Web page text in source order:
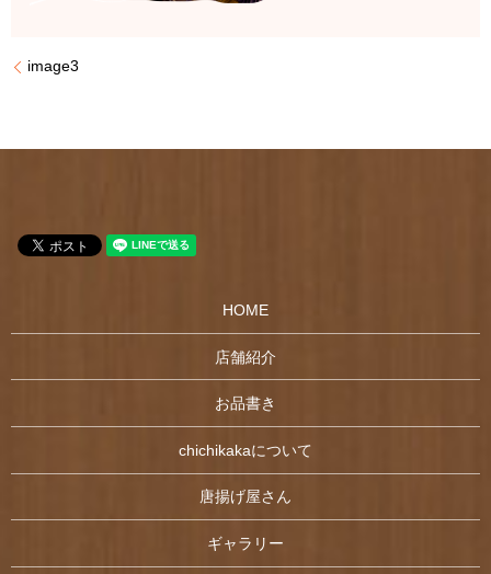
image3
HOME
店舗紹介
お品書き
chichikakaについて
唐揚げ屋さん
ギャラリー